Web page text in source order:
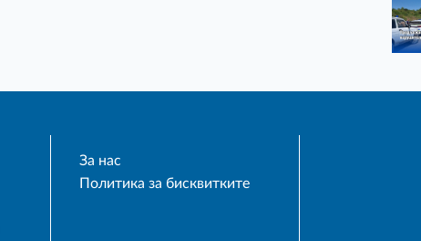
За нас
Политика за бисквитките